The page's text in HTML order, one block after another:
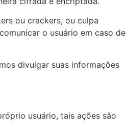
ou crackers, ou culpa
o usuário em caso de
divulgar suas informações
usuário, tais ações são